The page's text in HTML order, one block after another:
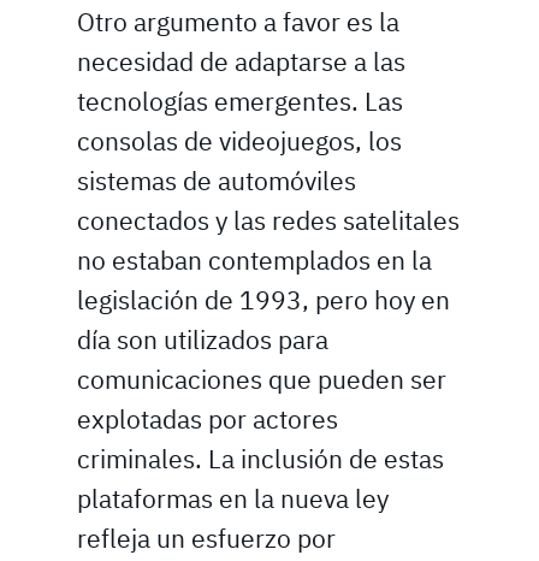
Otro argumento a favor es la
necesidad de adaptarse a las
tecnologías emergentes. Las
consolas de videojuegos, los
sistemas de automóviles
conectados y las redes satelitales
no estaban contemplados en la
legislación de 1993, pero hoy en
día son utilizados para
comunicaciones que pueden ser
explotadas por actores
criminales. La inclusión de estas
plataformas en la nueva ley
refleja un esfuerzo por